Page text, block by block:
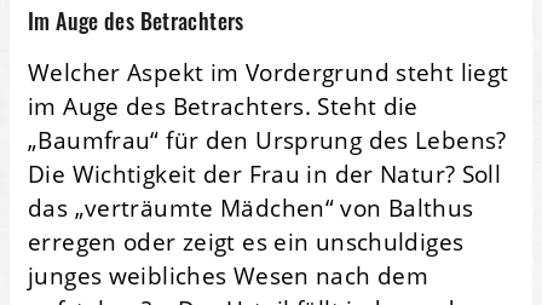
Im Auge des Betrachters
Welcher Aspekt im Vordergrund steht liegt
im Auge des Betrachters. Steht die
„Baumfrau“ für den Ursprung des Lebens?
Die Wichtigkeit der Frau in der Natur? Soll
das „verträumte Mädchen“ von Balthus
erregen oder zeigt es ein unschuldiges
junges weibliches Wesen nach dem